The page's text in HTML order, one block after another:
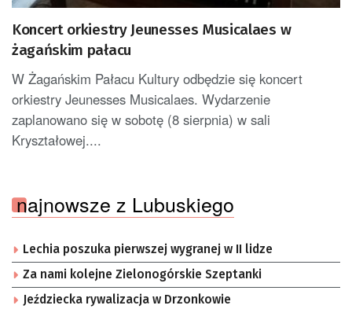
Koncert orkiestry Jeunesses Musicalaes w
żagańskim pałacu
W Żagańskim Pałacu Kultury odbędzie się koncert
orkiestry Jeunesses Musicalaes. Wydarzenie
zaplanowano się w sobotę (8 sierpnia) w sali
Kryształowej....
najnowsze z Lubuskiego
Lechia poszuka pierwszej wygranej w II lidze
Za nami kolejne Zielonogórskie Szeptanki
Jeździecka rywalizacja w Drzonkowie